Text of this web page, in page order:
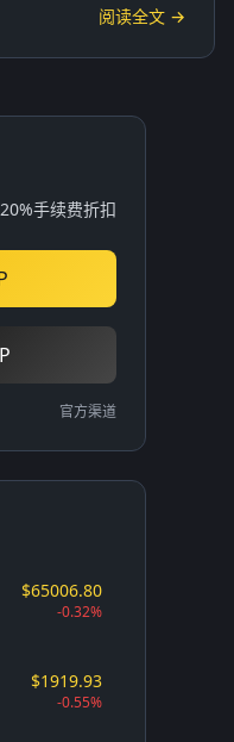
阅读全文 →
手续费折扣
官方渠道
$65006.80
-0.32%
$1919.93
-0.55%